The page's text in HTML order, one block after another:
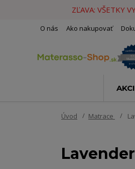
ZĽAVA: VŠETKY
O nás Ako nakupovať
Úvod Matrace